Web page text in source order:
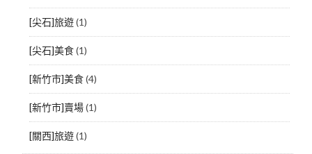
[尖石]旅遊(1)
[尖石]美食(1)
[新竹市]美食(4)
[新竹市]賣場(1)
[關西]旅遊(1)